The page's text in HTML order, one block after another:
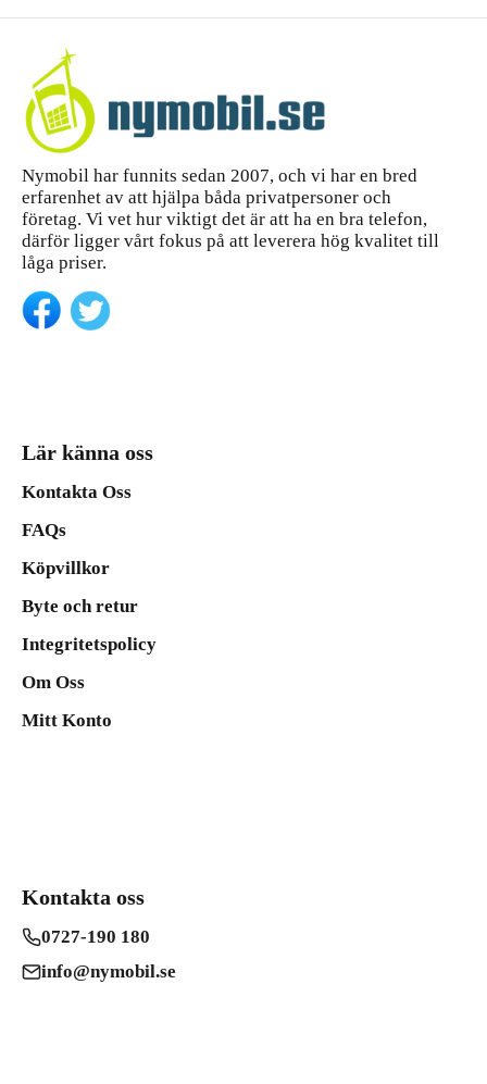
tt
köpgui
de
—...
Nymobil har funnits sedan 2007, och vi har en bred
erfarenhet av att hjälpa båda privatpersoner och
företag. Vi vet hur viktigt det är att ha en bra telefon,
därför ligger vårt fokus på att leverera hög kvalitet till
låga priser.
Lär känna oss
Kontakta Oss
FAQs
Köpvillkor
Byte och retur
Integritetspolicy
Om Oss
Mitt Konto
Kontakta oss
0727-190 180
info@nymobil.se